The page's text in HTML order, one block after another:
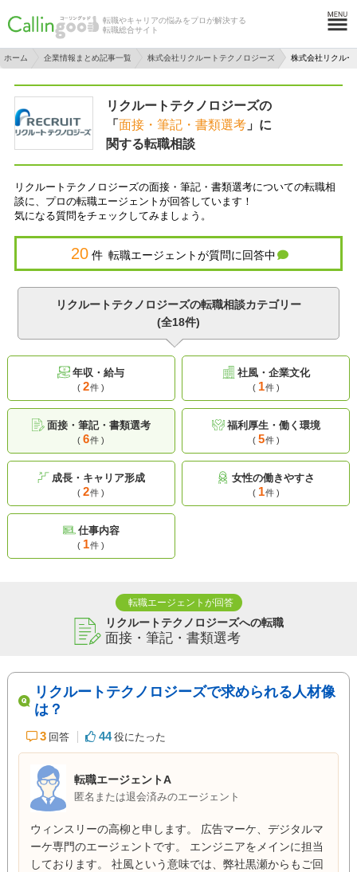
転職やキャリアの悩みをプロが解決する
転職総合サイト
ホーム 企業情報まとめ記事一覧 株式会社リクルートテクノロジーズ 株式会社リクル
リクルートテクノロジーズの
「 面接・筆記・書類選考」に
関する転職相談
リクルートテクノロジーズの面接・筆記・書類選考についての転職相
談に、プロの転職エージェントが回答しています！
気になる質問をチェックしてみましょう。
20 件 転職エージェントが質問に回答中
リクルートテクノロジーズの転職相談カテゴリー
(全18件)
年収・給与
(2件 )
社風・企業文化
( 1件 )
面接・筆記・書類選考
(6件 )
福利厚生・働く環境
( 5件 )
成長・キャリア形成
(2件 )
女性の働きやすさ
( 1件 )
仕事内容
( 1件 )
転職エージェントが回答
リクルートテクノロジーズへの転職
面接・筆記・書類選考
リクルートテクノロジーズで求められる人材像
は？
3 回答 44 役にたった
転職エージェントA
匿名または退会済みのエージェント
ウィンスリーの高柳と申します。 広告マーケ、デジタルマ
ーケ専門のエージェントです。 エンジニアをメインに担当
しております。 社風という意味では、弊社黒瀬からもご回